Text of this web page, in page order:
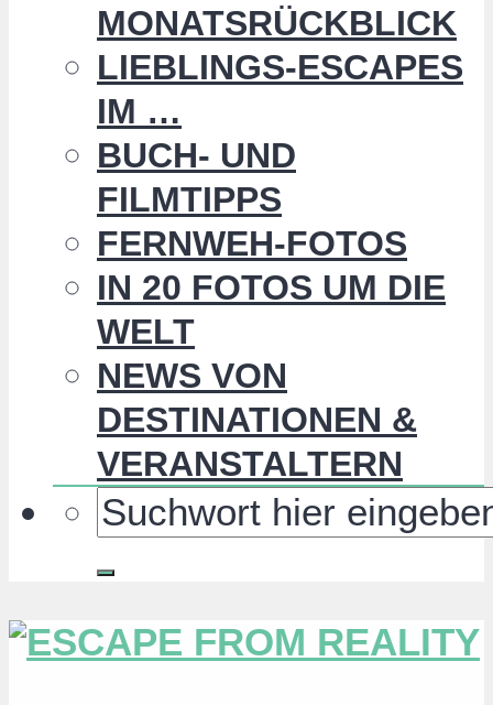
MONATSRÜCKBLICK
LIEBLINGS-ESCAPES
IM …
BUCH- UND
FILMTIPPS
FERNWEH-FOTOS
IN 20 FOTOS UM DIE
WELT
NEWS VON
DESTINATIONEN &
VERANSTALTERN